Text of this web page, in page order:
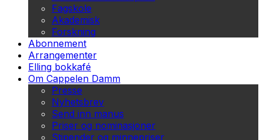
Fagskole
Akademisk
Forskning
Abonnement
Arrangementer
Elling bokkafé
Om Cappelen Damm
Presse
Nyhetsbrev
Send inn manus
Priser og nominasjoner
Stipender og minnepriser